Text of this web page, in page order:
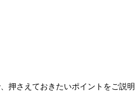
押さえておきたいポイントをご説明